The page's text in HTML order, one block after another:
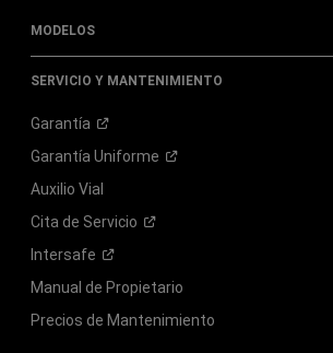
MODELOS
SERVICIO Y MANTENIMIENTO
Garantía
Garantía Uniforme
Auxilio Vial
Cita de Servicio
Intersafe
Manual de Propietario
Precios de Mantenimiento